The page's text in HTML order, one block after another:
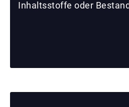
Inhaltsstoffe oder